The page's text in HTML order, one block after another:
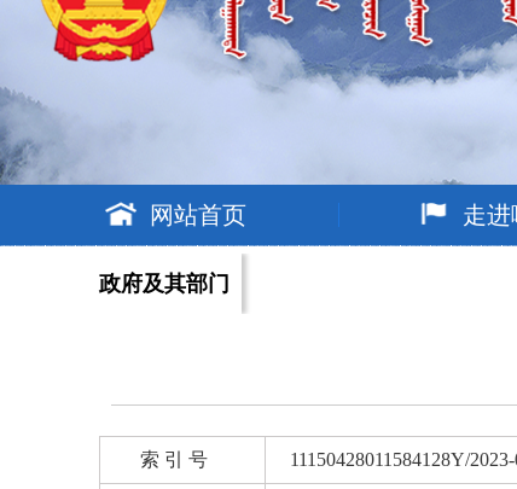
网站首页 走进
政府及其部门
索 引 号 11150428011584128Y/